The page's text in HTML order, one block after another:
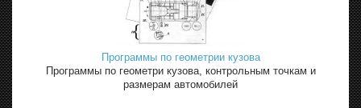
Программы по геометрии кузова
Программы по геометри кузова, контрольным точкам и
размерам автомобилей